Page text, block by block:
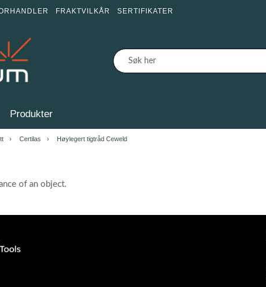
FRAKTVILKÅR SERTIFIKATER
Produkter
Certilas Høylegert tigtråd Ceweld
of an object.